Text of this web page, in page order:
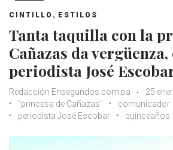
CINTILLO , ESTILOS
Tanta taquilla con la
Cañazas da
periodista José
Redacción Ensegundos.com.pa
25
"princesa de Cañazas"
comunicador
periodista José Escobar
quinceaños